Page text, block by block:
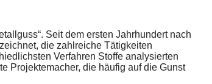
Seit dem ersten Jahrhundert nach
die zahlreiche Tätigkeiten
Verfahren Stoffe analysierten
Projektemacher, die häufig auf die Gunst